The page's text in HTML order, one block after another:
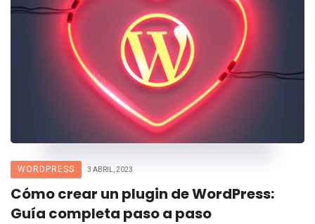
WORDPRESS 3 ABRIL, 2023
Cómo crear un plugin de WordPress:
Guía completa paso a paso